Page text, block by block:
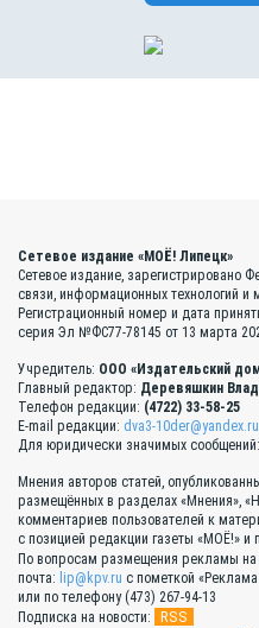
Сетевое издание «МОЁ! Липецк»
Сетевое издание, зарегистрировано
связи, информационных технологий
Регистрационный номер и дата
серия Эл №ФС77-78145 от 13 марта
Учредитель: ООО «Издательский
Главный редактор: Деревяшкин
Телефон редакции: (4722) 33-58-25
E-mail редакции: dva3-10der@yandex.ru
Для юридически значимых сообщений:
Мнения авторов статей,
размещённых в разделах «Мнения»,
комментариев пользователей к
с позицией редакции газеты «МОЁ!» и
По вопросам размещения рекламы на
почта: lip@kpv.ru с пометкой
или по телефону (473) 267-94-13
Подписка на новости:
RSS